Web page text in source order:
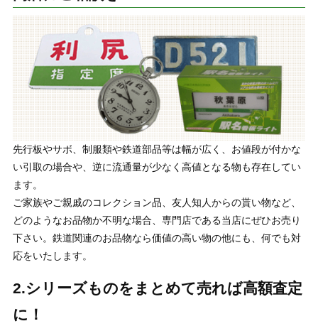
先行板やサボ、制服類や鉄道部品等は幅が広く、お値段が付かな
い引取の場合や、逆に流通量が少なく高値となる物も存在してい
ます。
ご家族やご親戚のコレクション品、友人知人からの貰い物など、
どのようなお品物か不明な場合、専門店である当店にぜひお売り
下さい。鉄道関連のお品物なら価値の高い物の他にも、何でも対
応をいたします。
2.シリーズものをまとめて売れば高額査定
に！